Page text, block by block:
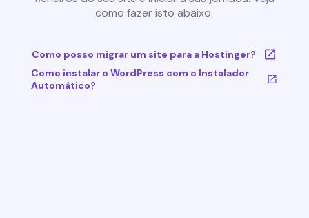
como fazer isto abaixo:
Como posso migrar um site para a Hostinger?
Como instalar o WordPress com o Instalador
Automático?